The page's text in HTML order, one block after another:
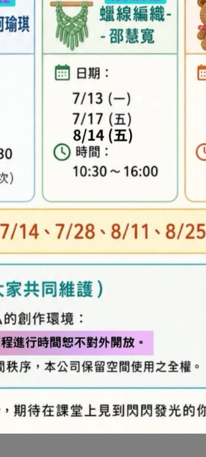
謝謝。
現略有不同，將以實際出貨商品為準
消耗性商品(如膠類…等)，與著作